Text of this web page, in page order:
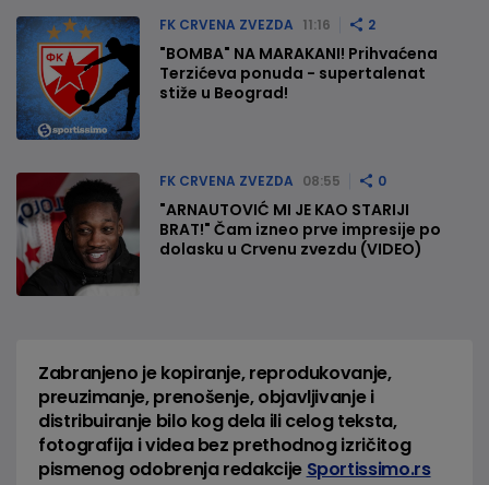
FK CRVENA ZVEZDA 11:16 2
"BOMBA" NA MARAKANI! Prihvaćena
Terzićeva ponuda - supertalenat
stiže u Beograd!
FK CRVENA ZVEZDA 08:55 0
"ARNAUTOVIĆ MI JE KAO STARIJI
BRAT!" Čam izneo prve impresije po
dolasku u Crvenu zvezdu (VIDEO)
Zabranjeno je kopiranje, reprodukovanje,
preuzimanje, prenošenje, objavljivanje i
distribuiranje bilo kog dela ili celog teksta,
fotografija i videa bez prethodnog izričitog
pismenog odobrenja redakcije Sportissimo.rs